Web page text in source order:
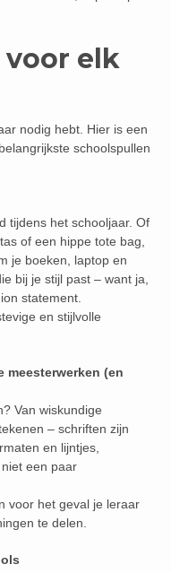
voor elk
nodig hebt. Hier is een
schoolspullen
tijdens het schooljaar. Of
of een hippe tote bag,
je boeken, laptop en
bij je stijl past – want ja,
statement.
en stijlvolle
(en
Van wiskundige
– schriften zijn
en lijntjes,
een paar
voor het geval je leraar
te delen.